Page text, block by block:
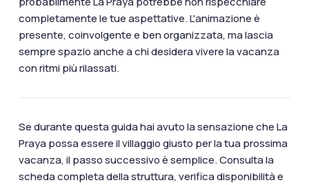
completamente le tue aspettative. L'animazione è
presente, coinvolgente e ben organizzata, ma lascia
sempre spazio anche a chi desidera vivere la vacanza
con ritmi più rilassati.
Se durante questa guida hai avuto la sensazione che La
Praya possa essere il villaggio giusto per la tua prossima
vacanza, il passo successivo è semplice. Consulta la
scheda completa della struttura, verifica disponibilità e